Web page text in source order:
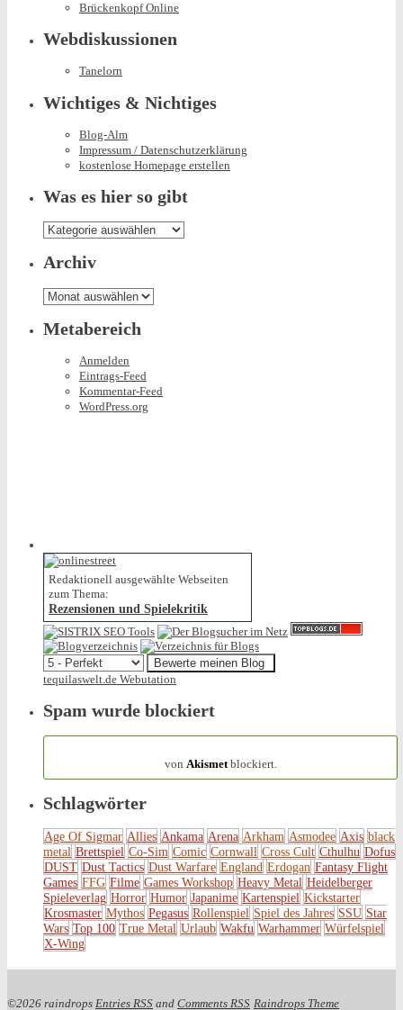
Brückenkopf Online
Webdiskussionen
Tanelorn
Wichtiges & Nichtiges
Blog-Alm
Impressum / Datenschutzerklärung
kostenlose Homepage erstellen
Was es hier so gibt
Was
es
hier
so
gibt
Archiv
Archiv
Metabereich
Anmelden
Eintrags-Feed
Kommentar-Feed
WordPress.org
Redaktionell ausgewählte Webseiten
zum Thema:
Rezensionen und Spielekritik
tequilaswelt.de Webutation
Spam wurde blockiert
von Akismetblockiert.
Schlagwörter
Age Of Sigmar Allies Ankama Arena Arkham Asmodee Axis black
metal Brettspiel Co-Sim Comic Cornwall Cross Cult Cthulhu Dofus
DUST Dust Tactics Dust Warfare England Erdogan Fantasy Flight
Games FFG Filme Games Workshop Heavy Metal Heidelberger
Spieleverlag Horror Humor Japanime Kartenspiel Kickstarter
Krosmaster Mythos Pegasus Rollenspiel Spiel des Jahres SSU Star
Wars Top 100 True Metal Urlaub Wakfu Warhammer Würfelspiel
X-Wing
©2026 raindrops Entries RSS and Comments RSS Raindrops Theme